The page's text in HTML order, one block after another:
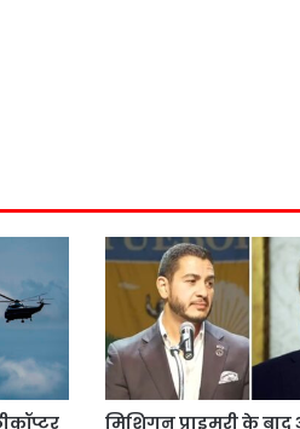
मिशिगन प्राइमरी के